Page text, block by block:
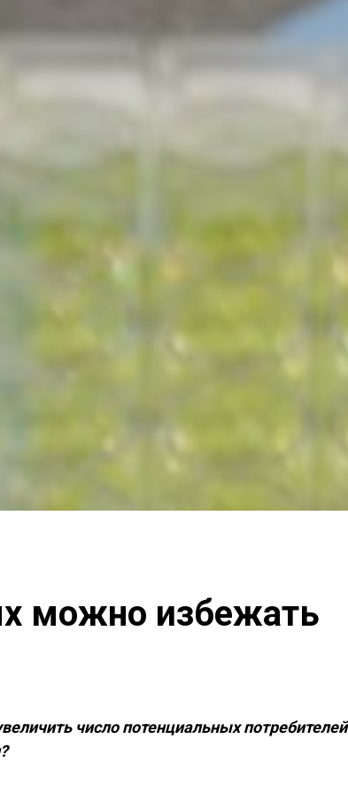
можно избежать
число потенциальных потребителей